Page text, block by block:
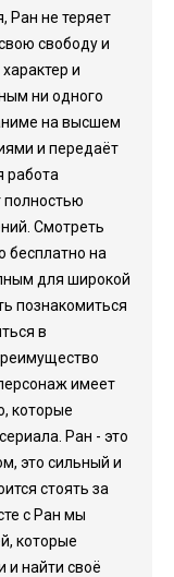
Ран не теряет
свободу и
и
ни одного
на высшем
и передаёт
работа
полностью
Смотреть
бесплатно на
для широкой
познакомиться
в
имеет
которые
Ран - это
это сильный и
стоять за
с Ран мы
которые
и найти своё